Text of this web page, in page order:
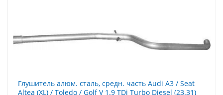
Глушитель алюм. сталь, средн. часть Audi A3 / Seat
Altea (XL) / Toledo / Golf V 1.9 TDi Turbo Diesel (23.31)